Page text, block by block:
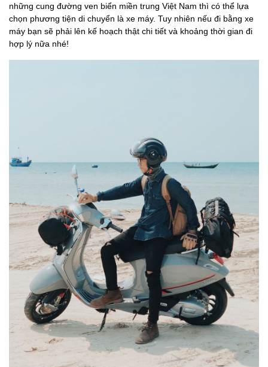
những cung đường ven biển miền trung Việt Nam thì có thể lựa
chọn phương tiện di chuyển là xe máy. Tuy nhiên nếu đi bằng xe
máy bạn sẽ phải lên kế hoạch thật chi tiết và khoảng thời gian đi
hợp lý nữa nhé!